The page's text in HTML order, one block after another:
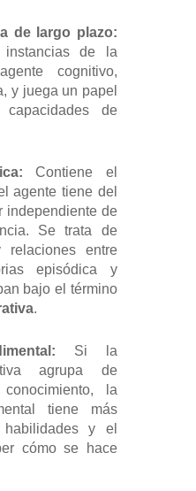
de largo plazo:
de la
cognitivo,
y juega un papel
de
Contiene el
agente tiene del
independiente de
Se trata de
relaciones entre
episódica y
bajo el término
.
Si la
agrupa de
la
tiene más
y el
cómo se hace